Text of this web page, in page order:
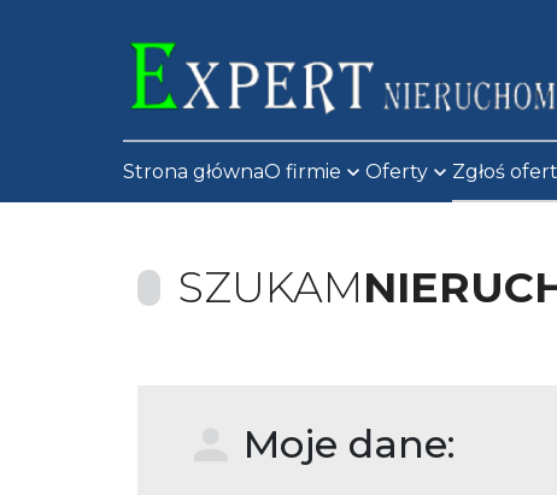
Strona głównaO firmie Oferty Zgłoś
SZUKAM
Moje dane: